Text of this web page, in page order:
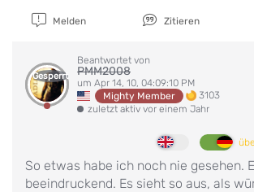
Melden Zitieren
Gesperrt
Beantwortet von
PMM2008
um Apr 14, 10, 04:09:10 PM
Mighty Member
3103
zuletzt aktiv vor einem Jahr
So etwas habe ich noch nie gesehen.
beeindruckend. Es sieht so aus, als